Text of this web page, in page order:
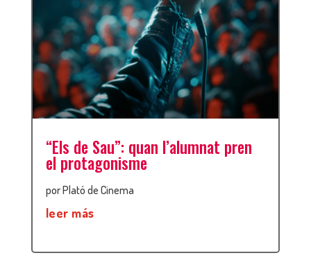
“Els de Sau”: quan l’alumnat pren
el protagonisme
porPlató de Cinema
leer más